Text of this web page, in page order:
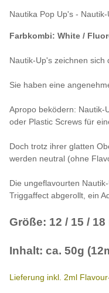
Nautika Pop Up's -
Farbkombi: White /
Nautik-Up's zeichnen sich
Sie haben eine
Apropo beködern: Nautik-
oder Plastic Screws für
Doch trotz ihrer glatten
werden neutral (ohne
Die ungeflavourten
Triggaffect abgerollt, ein
Größe: 12 / 15 / 18
Inhalt: ca. 50g
Lieferung inkl. 2ml